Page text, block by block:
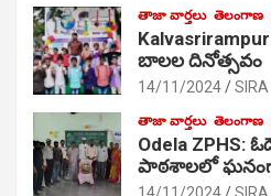
తాజా వార్తలు తెలంగాణ
బాలల దినోత్సవం
14/11/2024 SIRA
తాజా వార్తలు తెలంగాణ
Odela ZPHS:
పాఠ‌శాల‌లో
14/11/2024 SIRA